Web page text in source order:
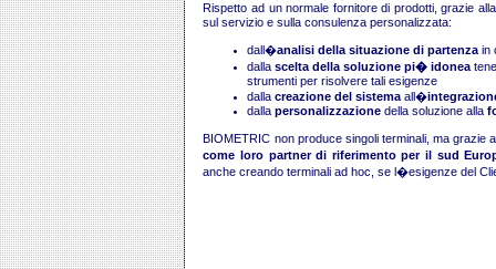
Rispetto ad un normale fornitore di prodotti, grazie
sul servizio e sulla consulenza personalizzata:
dall�analisi della situazione di partenza in
dallascelta della soluzione pi� idonea
strumenti per risolvere tali esigenze
dallacreazione del sistema all�
dallapersonalizzazione della soluzione alla
BIOMETRIC non produce singoli terminali, ma grazie
come loro partner di riferimento per il sud
anche creando terminali ad hoc, se l�esigenze del